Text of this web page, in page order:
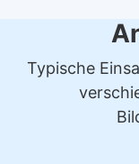
Typische